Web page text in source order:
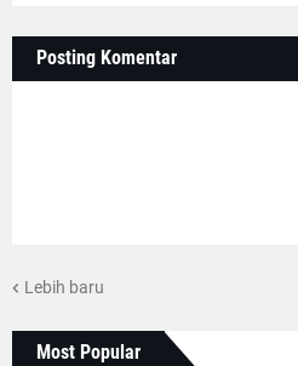
Posting Komentar
Lebih baru
Most Popular